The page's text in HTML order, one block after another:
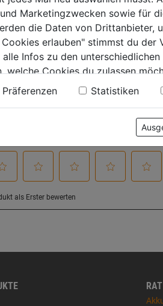
Marketingzwecken sowie für
die Daten von Drittanbieter,
erlauben" stimmst du
Infos zu den
welche Cookies du zulassen
findest du in unserer
Präferenzen Statistiken